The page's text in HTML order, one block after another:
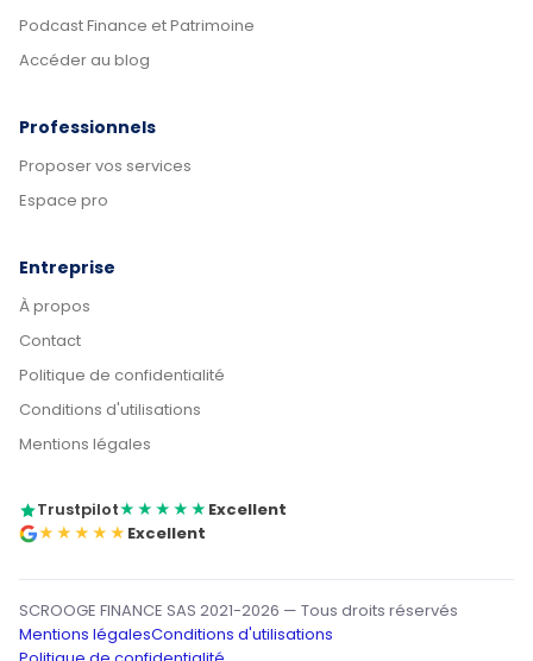
Podcast Finance et Patrimoine
Accéder au blog
Professionnels
Proposer vos services
Espace pro
Entreprise
À propos
Contact
Politique de confidentialité
Conditions d'utilisations
Mentions légales
Trustpilot★★★★★ Excellent
★★★★★ Excellent
SCROOGE FINANCE SAS 2021-2026 — Tous droits réservés
Mentions légalesConditions d'utilisations